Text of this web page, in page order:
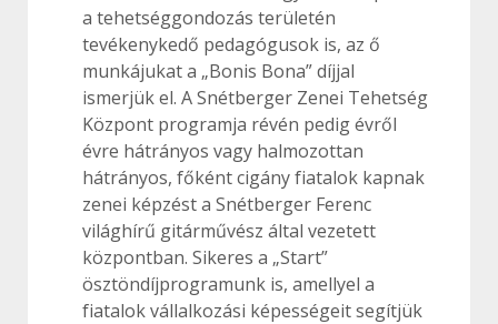
a tehetséggondozás területén
tevékenykedő pedagógusok is, az ő
munkájukat a „Bonis Bona” díjjal
ismerjük el. A Snétberger Zenei Tehetség
Központ programja révén pedig évről
évre hátrányos vagy halmozottan
hátrányos, főként cigány fiatalok kapnak
zenei képzést a Snétberger Ferenc
világhírű gitárművész által vezetett
központban. Sikeres a „Start”
ösztöndíjprogramunk is, amellyel a
fiatalok vállalkozási képességeit segítjük